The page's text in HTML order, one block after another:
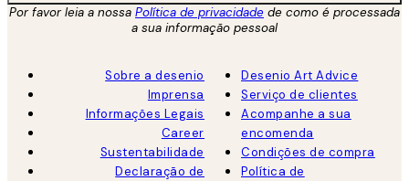
Por favor leia a nossa Política de privacidade de como é processada
a sua informação pessoal
Sobre a desenio
Imprensa
Informações Legais
Career
Sustentabilidade
Declaração de
Desenio Art Advice
Serviço de clientes
Acompanhe a sua
encomenda
Condições de compra
Política de